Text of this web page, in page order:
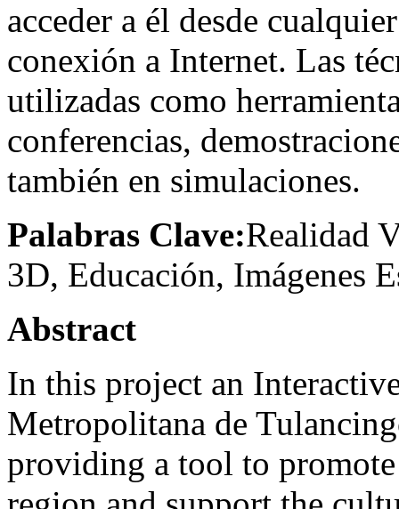
acceder a él desde
conexión a Internet. Las
utilizadas como
conferencias,
también en simulaciones.
Palabras Clave:Realidad
3D, Educación, Imágenes
Abstract
In this project an
Metropolitana de
providing a tool to